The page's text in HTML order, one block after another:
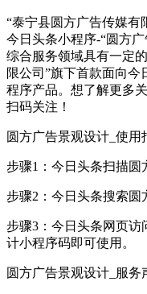
“泰宁县圆方广告传媒有
今日头条小程序-“圆方
综合服务领域具有一定
限公司”旗下首款面向今
程序产品。想了解更多
扫码关注！
圆方广告景观设计_使用
步骤1：今日头条扫描圆
步骤2：今日头条搜索圆
步骤3：今日头条网页
计小程序码即可使用。
圆方广告景观设计_服务